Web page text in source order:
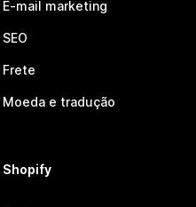
E-mail marketing
SEO
Frete
Moeda e tradução
Shopify